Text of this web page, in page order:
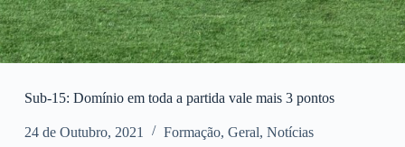
Sub-15: Domínio em toda a partida vale mais 3 pontos
24 de Outubro, 2021 Formação, Geral, Notícias